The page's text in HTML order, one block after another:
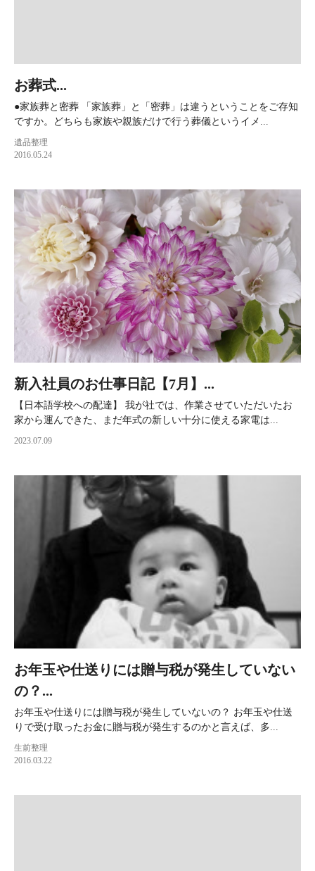
お葬式...
●家族葬と密葬 「家族葬」と「密葬」は違うということをご存知
ですか。どちらも家族や親族だけで行う葬儀というイメ...
遺品整理
2016.05.24
新入社員のお仕事日記【7月】...
【日本語学校への配達】 我が社では、作業させていただいたお
家から運んできた、まだ年式の新しい十分に使える家電は...
2023.07.09
お年玉や仕送りには贈与税が発生していない
の？...
お年玉や仕送りには贈与税が発生していないの？ お年玉や仕送
りで受け取ったお金に贈与税が発生するのかと言えば、多...
生前整理
2016.03.22